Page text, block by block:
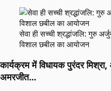
सेवा ही सच्ची श्रद्धांजलि: गुरु
विशाल छबील का आयोजन
कार्यक्रम में विधायक पुरंदर
अमरजीत...